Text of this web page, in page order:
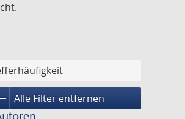
Alle Filter entfernen